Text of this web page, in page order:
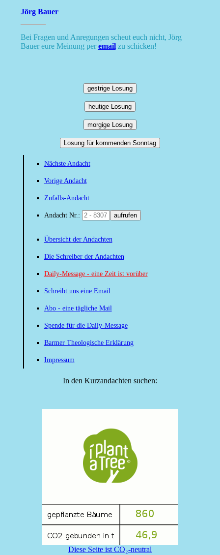
Jörg Bauer
Bei Fragen und Anregungen scheut euch nicht, Jörg
Bauer eure Meinung peremailzu schicken!
gestrige Losung
heutige Losung
morgige Losung
Losung für kommenden Sonntag
Nächste Andacht
Vorige Andacht
Zufalls-Andacht
Andacht Nr.: aufrufen
Übersicht der Andachten
Die Schreiber der Andachten
Daily-Message - eine Zeit ist vorüber
Schreibt uns eine Email
Abo - eine tägliche Mail
Spende für die Daily-Message
Barmer Theologische Erklärung
Impressum
In den Kurzandachten suchen:
Diese Seite ist CO₂-neutral